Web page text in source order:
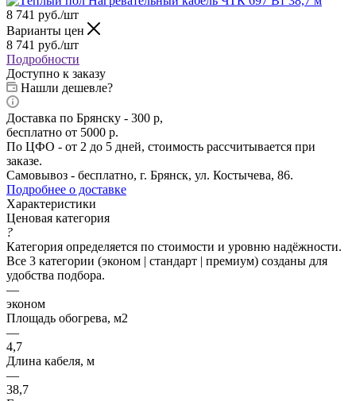
8 741 руб./шт
Варианты цен
8 741 руб./шт
Подробности
Доступно к заказу
Нашли дешевле?
Доставка по Брянску - 300 р,
бесплатно от 5000 р.
По ЦФО - от 2 до 5 дней, стоимость рассчитывается при
заказе.
Самовывоз - бесплатно, г. Брянск, ул. Костычева, 86.
Подробнее о доставке
Характеристики
Ценовая категория
?
Категория определяется по стоимости и уровню надёжности.
Все 3 категории (эконом | стандарт | премиум) созданы для
удобства подбора.
—
эконом
Площадь обогрева, м2
—
4,7
Длина кабеля, м
—
38,7